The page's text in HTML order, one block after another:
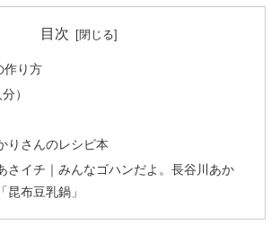
目次
作り方
）
りさんのレシピ本
さイチ｜みんなゴハンだよ。長谷川あか
昆布豆乳鍋」